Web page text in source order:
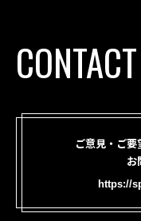
CONTACT
ご意見・ご
お
https://